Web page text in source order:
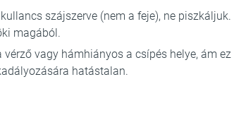
szájszerve (nem a feje), ne piszkáljuk.
magából.
vagy hámhiányos a csípés helye, ám
hatástalan.